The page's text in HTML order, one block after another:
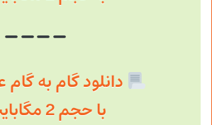
با حجم 2 مگابایت